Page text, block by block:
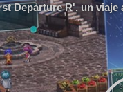
Departure R', un viaje